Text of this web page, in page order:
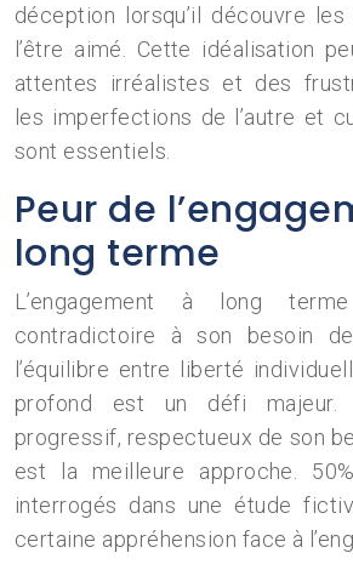
déception lorsqu’il découvre
l’être aimé. Cette idéalisation
attentes irréalistes et des
les imperfections de l’autre et
sont essentiels.
Peur de
long terme
L’engagement à long
contradictoire à son besoin
l’équilibre entre liberté
profond est un défi majeur.
progressif, respectueux de son
est la meilleure approche.
interrogés dans une étude
certaine appréhension face à